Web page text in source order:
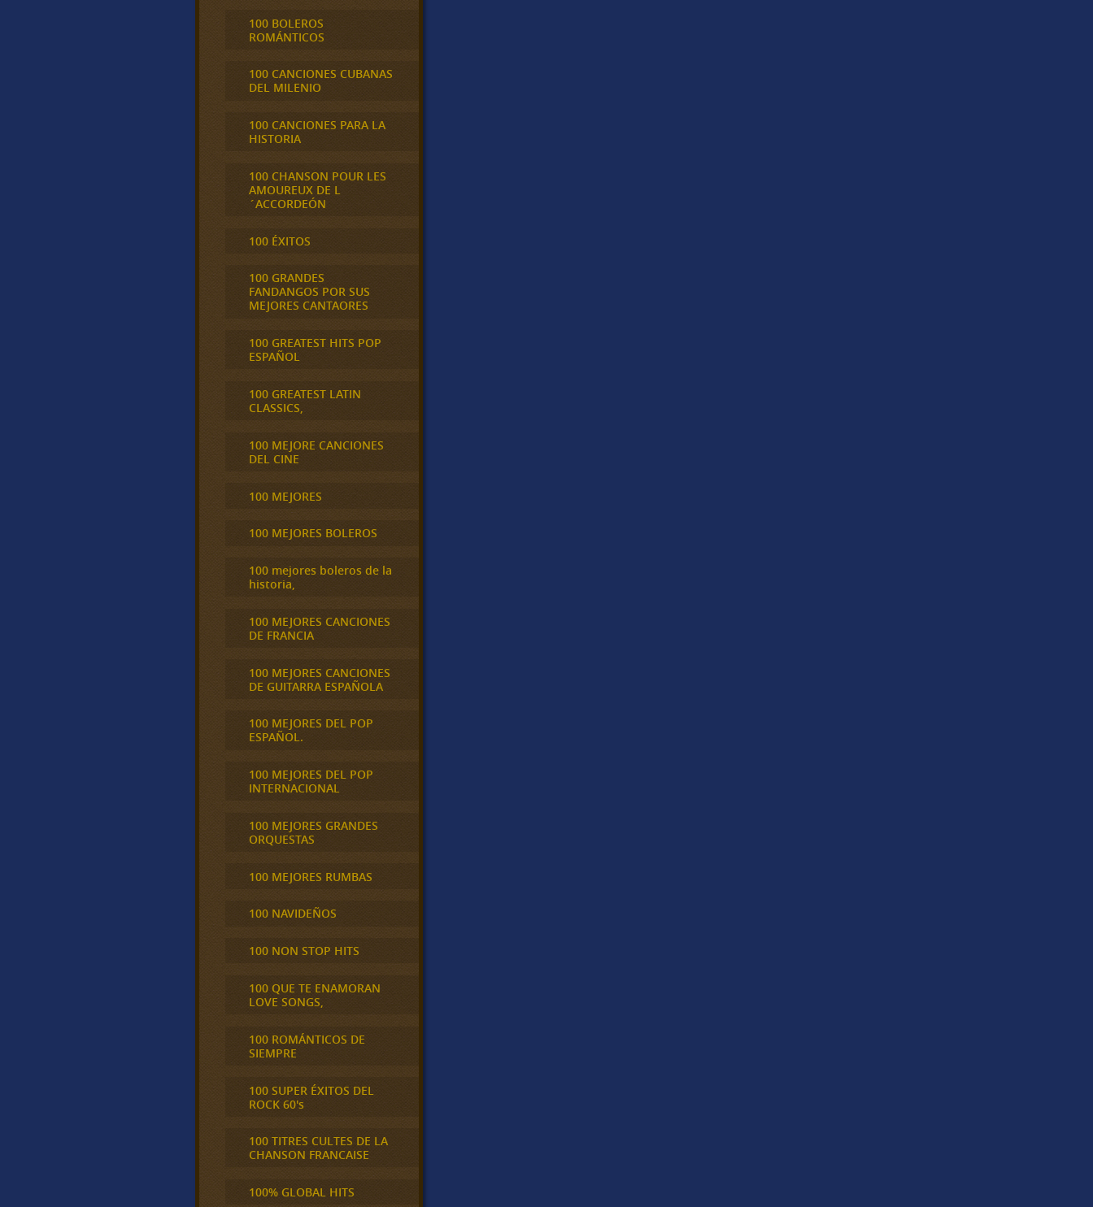
100 BOLEROS
ROMÁNTICOS
100 CANCIONES CUBANAS
DEL MILENIO
100 CANCIONES PARA LA
HISTORIA
100 CHANSON POUR LES
AMOUREUX DE L
´ACCORDEÓN
100 ÉXITOS
100 GRANDES
FANDANGOS POR SUS
MEJORES CANTAORES
100 GREATEST HITS POP
ESPAÑOL
100 GREATEST LATIN
CLASSICS,
100 MEJORE CANCIONES
DEL CINE
100 MEJORES
100 MEJORES BOLEROS
100 mejores boleros de la
historia,
100 MEJORES CANCIONES
DE FRANCIA
100 MEJORES CANCIONES
DE GUITARRA ESPAÑOLA
100 MEJORES DEL POP
ESPAÑOL.
100 MEJORES DEL POP
INTERNACIONAL
100 MEJORES GRANDES
ORQUESTAS
100 MEJORES RUMBAS
100 NAVIDEÑOS
100 NON STOP HITS
100 QUE TE ENAMORAN
LOVE SONGS,
100 ROMÁNTICOS DE
SIEMPRE
100 SUPER ÉXITOS DEL
ROCK 60's
100 TITRES CULTES DE LA
CHANSON FRANCAISE
100% GLOBAL HITS